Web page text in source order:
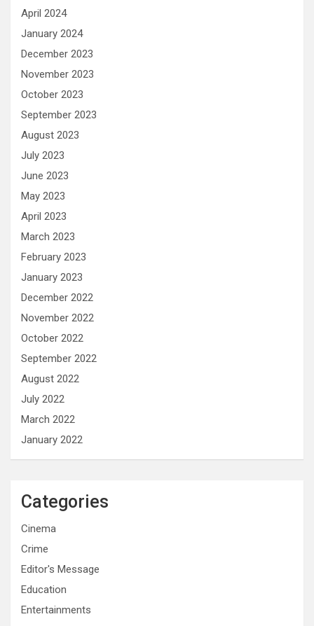
April 2024
January 2024
December 2023
November 2023
October 2023
September 2023
August 2023
July 2023
June 2023
May 2023
April 2023
March 2023
February 2023
January 2023
December 2022
November 2022
October 2022
September 2022
August 2022
July 2022
March 2022
January 2022
Categories
Cinema
Crime
Editor's Message
Education
Entertainments